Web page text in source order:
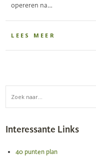
opereren na…
LEES MEER
Interessante Links
40 punten plan